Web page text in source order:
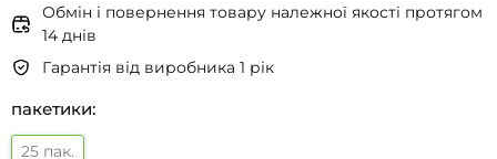
Обмін і повернення товару належної якості протягом
14 днів
Гарантія від виробника 1 рік
пакетики:
25 пак.